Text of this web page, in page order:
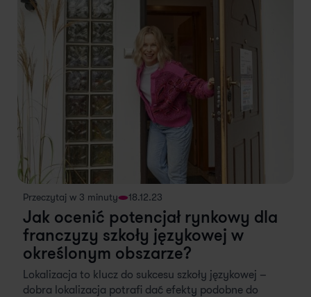
Przeczytaj w 3 minuty 18.12.23
Jak ocenić potencjał rynkowy dla
franczyzy szkoły językowej w
określonym obszarze?
Lokalizacja to klucz do sukcesu szkoły językowej –
dobra lokalizacja potrafi dać efekty podobne do